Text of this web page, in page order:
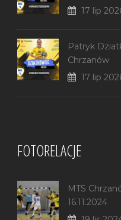
17 lip
Patryk
Chrzanów
17 lip
FOTORELACJE
MTS
16.11.2024